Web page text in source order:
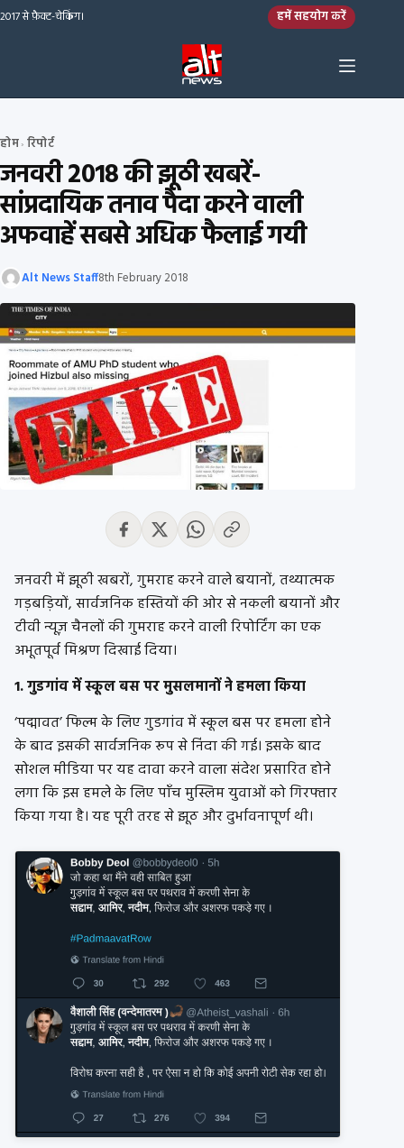
Skip to content
2017 से फ़ैक्ट-चेकिंग। हमें सहयोग करें
होम› रिपोर्ट
जनवरी 2018 की झूठी खबरें-
सांप्रदायिक तनाव पैदा करने वाली
अफवाहें सबसे अधिक फैलाई गयी
Alt News Staff8th February 2018
जनवरी में झूठी खबरों, गुमराह करने वाले बयानों, तथ्यात्मक
गड़बड़ियों, सार्वजनिक हस्तियों की ओर से नकली बयानों और
टीवी न्यूज़ चैनलों की गुमराह करने वाली रिपोर्टिंग का एक
अभूतपूर्व मिश्रण दिखाई दिया।
1. गुडगांव में स्कूल बस पर मुसलमानों ने हमला किया
‘पद्मावत’ फिल्म के लिए गुडगांव में स्कूल बस पर हमला होने
के बाद इसकी सार्वजनिक रूप से निंदा की गई। इसके बाद
सोशल मीडिया पर यह दावा करने वाला संदेश प्रसारित होने
लगा कि इस हमले के लिए पाँच मुस्लिम युवाओं को गिरफ्तार
किया गया है। यह पूरी तरह से झूठ और दुर्भावनापूर्ण थी।